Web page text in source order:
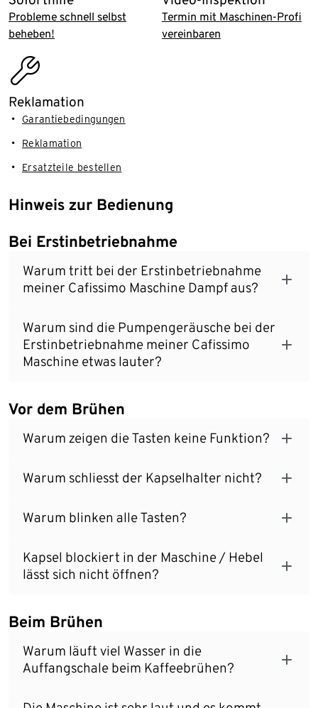
Probleme schnell selbst
beheben!
Termin mit Maschinen-Profi
vereinbaren
assembly_installation
Reklamation
Garantiebedingungen
Reklamation
Ersatzteile bestellen
Hinweis zur Bedienung
Bei Erstinbetriebnahme
Warum tritt bei der Erstinbetriebnahme
meiner Cafissimo Maschine Dampf aus?
Warum sind die Pumpengeräusche bei der
Erstinbetriebnahme meiner Cafissimo
Maschine etwas lauter?
Vor dem Brühen
Warum zeigen die Tasten keine Funktion?
Warum schliesst der Kapselhalter nicht?
Warum blinken alle Tasten?
Kapsel blockiert in der Maschine / Hebel
lässt sich nicht öffnen?
Beim Brühen
Warum läuft viel Wasser in die
Auffangschale beim Kaffeebrühen?